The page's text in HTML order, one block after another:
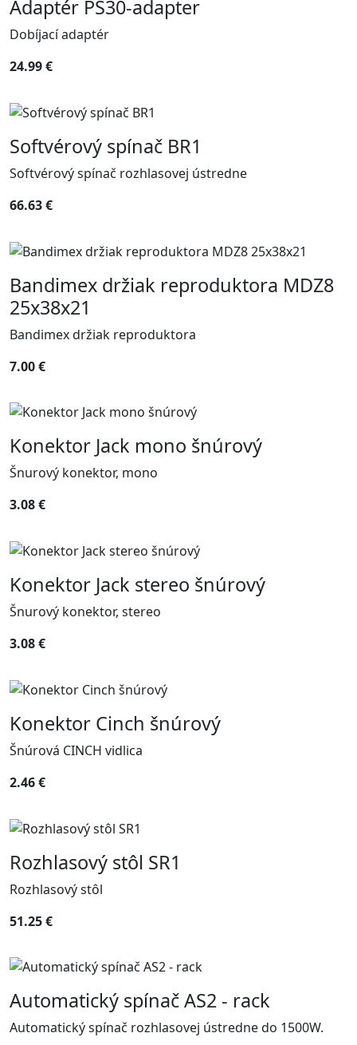
Adaptér PS30-adapter
Dobíjací adaptér
24.99 €
Softvérový spínač BR1
Softvérový spínač rozhlasovej ústredne
66.63 €
Bandimex držiak reproduktora MDZ8
25x38x21
Bandimex držiak reproduktora
7.00 €
Konektor Jack mono šnúrový
Šnurový konektor, mono
3.08 €
Konektor Jack stereo šnúrový
Šnurový konektor, stereo
3.08 €
Konektor Cinch šnúrový
Šnúrová CINCH vidlica
2.46 €
Rozhlasový stôl SR1
Rozhlasový stôl
51.25 €
Automatický spínač AS2 - rack
Automatický spínač rozhlasovej ústredne do 1500W.